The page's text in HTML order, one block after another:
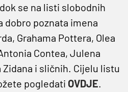
se na listi slobodnih
dobro poznata imena
Grahama Pottera, Olea
Contea, Julena
i sličnih. Cijelu listu
pogledati OVDJE